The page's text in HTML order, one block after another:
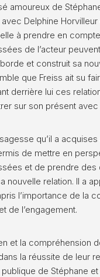
amoureux de
Delphine Horvilleur
à prendre en
de l’acteur
et construit sa
que Freiss ait su
derrière lui ces
sur son présent avec
qu’il a
de mettre en
et de prendre des
nouvelle relation. Il a
l’importance de la
de l’engagement.
et la compréhension
la réussite de leur
de Stéphane